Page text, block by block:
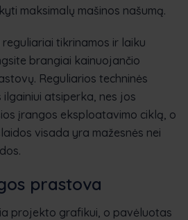
maksimalų mašinos našumą.
tikrinamos ir laiku
brangiai kainuojančio
Reguliarios techninės
atsiperka, nes jos
įrangos eksploatavimo ciklą, o
visada yra mažesnės nei
prastova
projekto grafikui, o pavėluotas